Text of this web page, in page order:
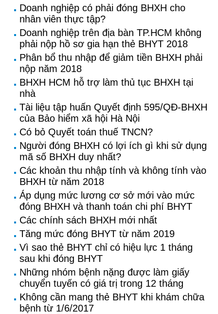
Doanh nghiệp có phải đóng BHXH cho
nhân viên thực tập?
Doanh nghiệp trên địa bàn TP.HCM không
phải nộp hồ sơ gia hạn thẻ BHYT 2018
Phân bổ thu nhập để giảm tiền BHXH phải
nộp năm 2018
BHXH HCM hỗ trợ làm thủ tục BHXH tại
nhà
Tài liệu tập huấn Quyết định 595/QĐ-BHXH
của Bảo hiểm xã hội Hà Nội
Có bỏ Quyết toán thuế TNCN?
Người đóng BHXH có lợi ích gì khi sử dụng
mã số BHXH duy nhất?
Các khoản thu nhập tính và không tính vào
BHXH từ năm 2018
Áp dụng mức lương cơ sở mới vào mức
đóng BHXH và thanh toán chi phí BHYT
Các chính sách BHXH mới nhất
Tăng mức đóng BHYT từ năm 2019
Vì sao thẻ BHYT chỉ có hiệu lực 1 tháng
sau khi đóng BHYT
Những nhóm bệnh nặng được làm giấy
chuyển tuyến có giá trị trong 12 tháng
Không cần mang thẻ BHYT khi khám chữa
bệnh từ 1/6/2017